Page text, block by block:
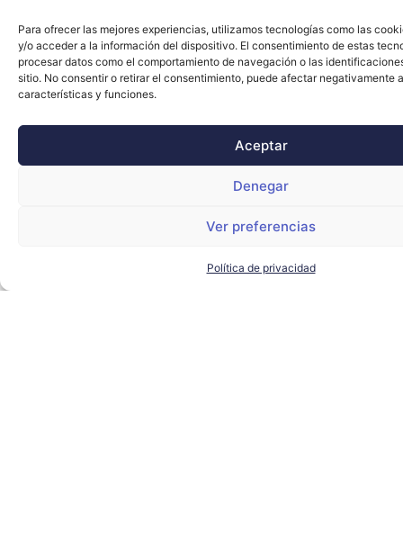
Para ofrecer las mejores experiencias, utilizamos tecnologías como las
y/o acceder a la información del dispositivo. El consentimiento de estas
procesar datos como el comportamiento de navegación o las
sitio. No consentir o retirar el consentimiento, puede afectar negativamente
características y funciones.
Aceptar
Denegar
Ver preferencias
Política de privacidad